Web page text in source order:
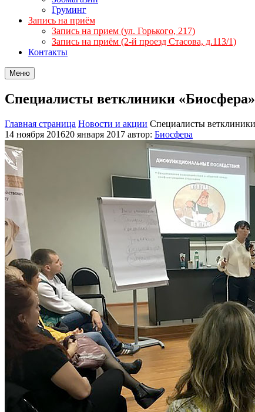
Груминг
Запись на приём
Запись на прием (ул. Горького, 217)
Запись на приём (2-й проезд Стасова, д.113/1)
Контакты
Меню
Специалисты ветклиники
Главная страница Новости и акции Специалисты
14 ноября 201620 января 2017 автор: Биосфера